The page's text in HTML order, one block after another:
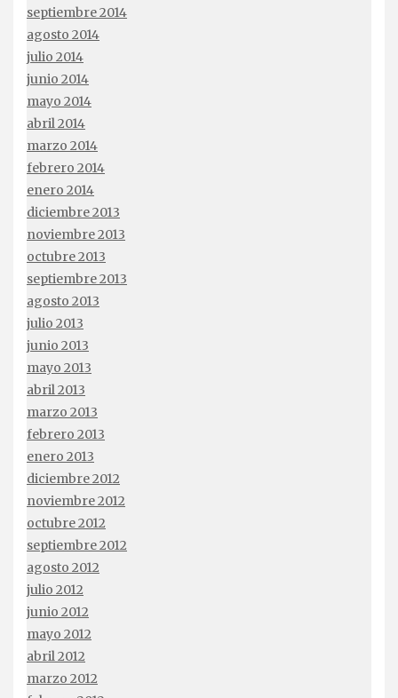
septiembre 2014
agosto 2014
julio 2014
junio 2014
mayo 2014
abril 2014
marzo 2014
febrero 2014
enero 2014
diciembre 2013
noviembre 2013
octubre 2013
septiembre 2013
agosto 2013
julio 2013
junio 2013
mayo 2013
abril 2013
marzo 2013
febrero 2013
enero 2013
diciembre 2012
noviembre 2012
octubre 2012
septiembre 2012
agosto 2012
julio 2012
junio 2012
mayo 2012
abril 2012
marzo 2012